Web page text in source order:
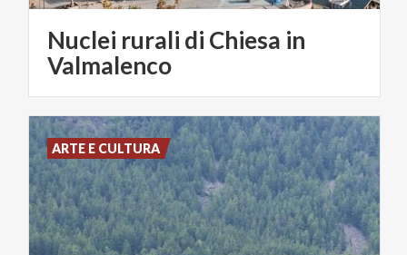
Nuclei rurali di Chiesa in
Valmalenco
ARTE E CULTURA